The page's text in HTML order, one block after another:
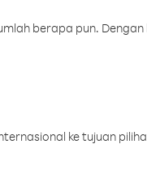
berapa pun.
ke tujuan